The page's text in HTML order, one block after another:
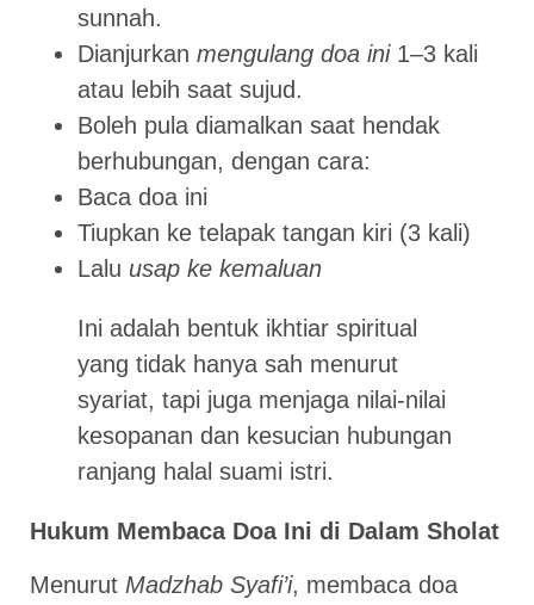
sunnah.
Dianjurkan mengulang doa ini1–3 kali
atau lebih saat sujud.
Boleh pula diamalkan saat hendak
berhubungan, dengan cara:
Baca doa ini
Tiupkan ke telapak tangan kiri (3 kali)
Lalu usap ke kemaluan
Ini adalah bentuk ikhtiar spiritual
yang tidak hanya sah menurut
syariat, tapi juga menjaga nilai-nilai
kesopanan dan kesucian hubungan
ranjang halal suami istri.
Hukum Membaca Doa Ini di Dalam Sholat
Menurut Madzhab Syafi’i, membaca doa